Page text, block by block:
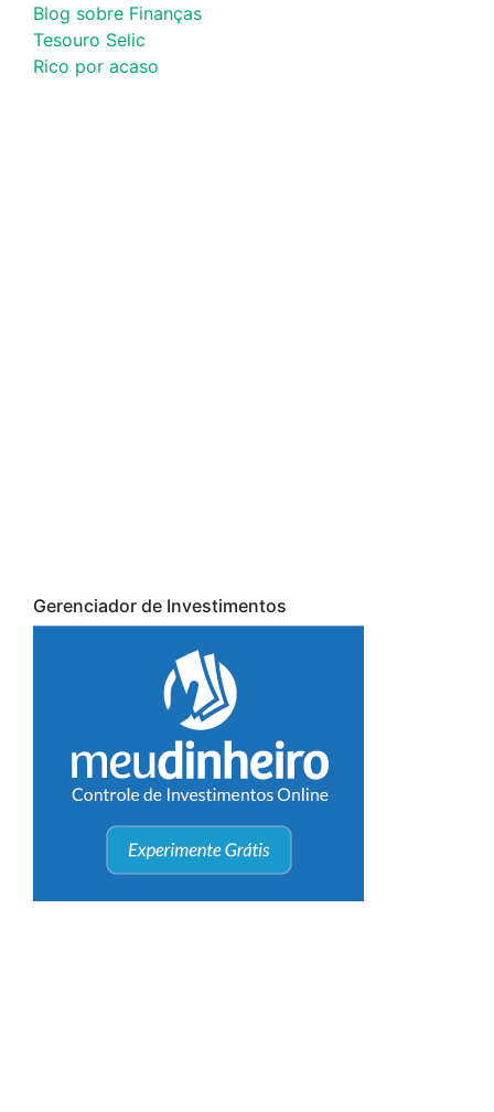
Blog sobre Finanças
Tesouro Selic
Rico por acaso
Gerenciador de Investimentos